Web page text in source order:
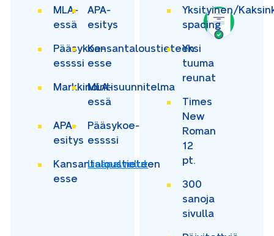
MLA-
essä
APA-
esitys
Pääsykoe-
essssi
Kansantaloustieteen
esse
Markkinointisuunnitelma
MLA-
essä
APA-
esitys
Pääsykoe-
essssi
Kansantaloustieteen
esse
Lisäpalvelut
Yksityinen/
spacing
Yksi
tuuma
reunat
Times
New
Roman
12
pt.
300
sanoja
sivulla